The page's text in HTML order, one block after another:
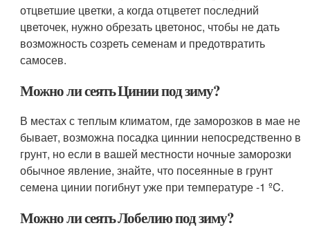
отцветшие цветки, а когда отцветет последний
цветочек, нужно обрезать цветонос, чтобы не дать
возможность созреть семенам и предотвратить
самосев.
Можно ли сеять Цинии под зиму?
В местах с теплым климатом, где заморозков в мае не
бывает, возможна посадка циннии непосредственно в
грунт, но если в вашей местности ночные заморозки
обычное явление, знайте, что посеянные в грунт
семена цинии погибнут уже при температуре -1 ºC.
Можно ли сеять Лобелию под зиму?